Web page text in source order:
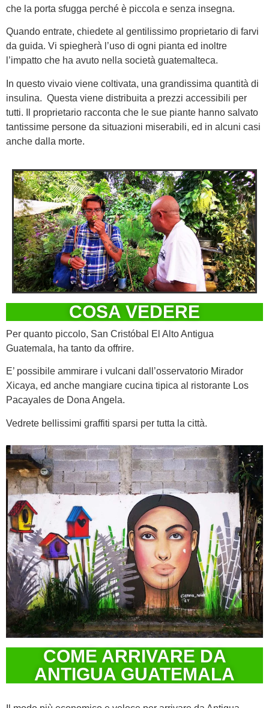
che la porta sfugga perché è piccola e senza insegna.
Quando entrate, chiedete al gentilissimo proprietario di farvi
da guida. Vi spiegherà l’uso di ogni pianta ed inoltre
l’impatto che ha avuto nella società guatemalteca.
In questo vivaio viene coltivata, una grandissima quantità di
insulina. Questa viene distribuita a prezzi accessibili per
tutti. Il proprietario racconta che le sue piante hanno salvato
tantissime persone da situazioni miserabili, ed in alcuni casi
anche dalla morte.
COSA VEDERE
Per quanto piccolo, San Cristóbal El Alto Antigua
Guatemala, ha tanto da offrire.
E’ possibile ammirare i vulcani dall’osservatorio Mirador
Xicaya, ed anche mangiare cucina tipica al ristorante Los
Pacayales de Dona Angela.
Vedrete bellissimi graffiti sparsi per tutta la città.
COME ARRIVARE DA
ANTIGUA GUATEMALA